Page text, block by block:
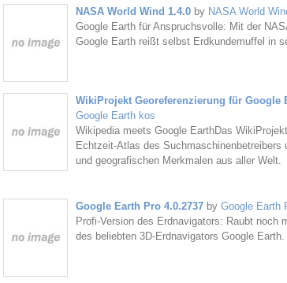
NASA World Wind 1.4.0by NASA World
Google Earth für Anspruchsvolle: Mit der
Google Earth reißt selbst Erdkundemuffel in
WikiProjekt Georeferenzierung für Google
Google Earth kos
Wikipedia meets Google EarthDas
Echtzeit-Atlas des
und geografischen Merkmalen aus aller Welt.
Google Earth Pro 4.0.2737by Google Earth
Profi-Version des Erdnavigators: Raubt noch
des beliebten 3D-Erdnavigators Google Earth.